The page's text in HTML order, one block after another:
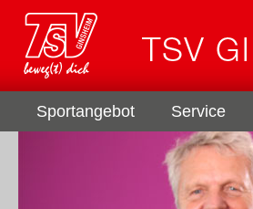
Sportangebot Service